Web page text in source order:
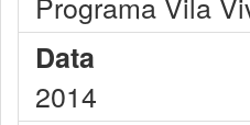
Data
2014